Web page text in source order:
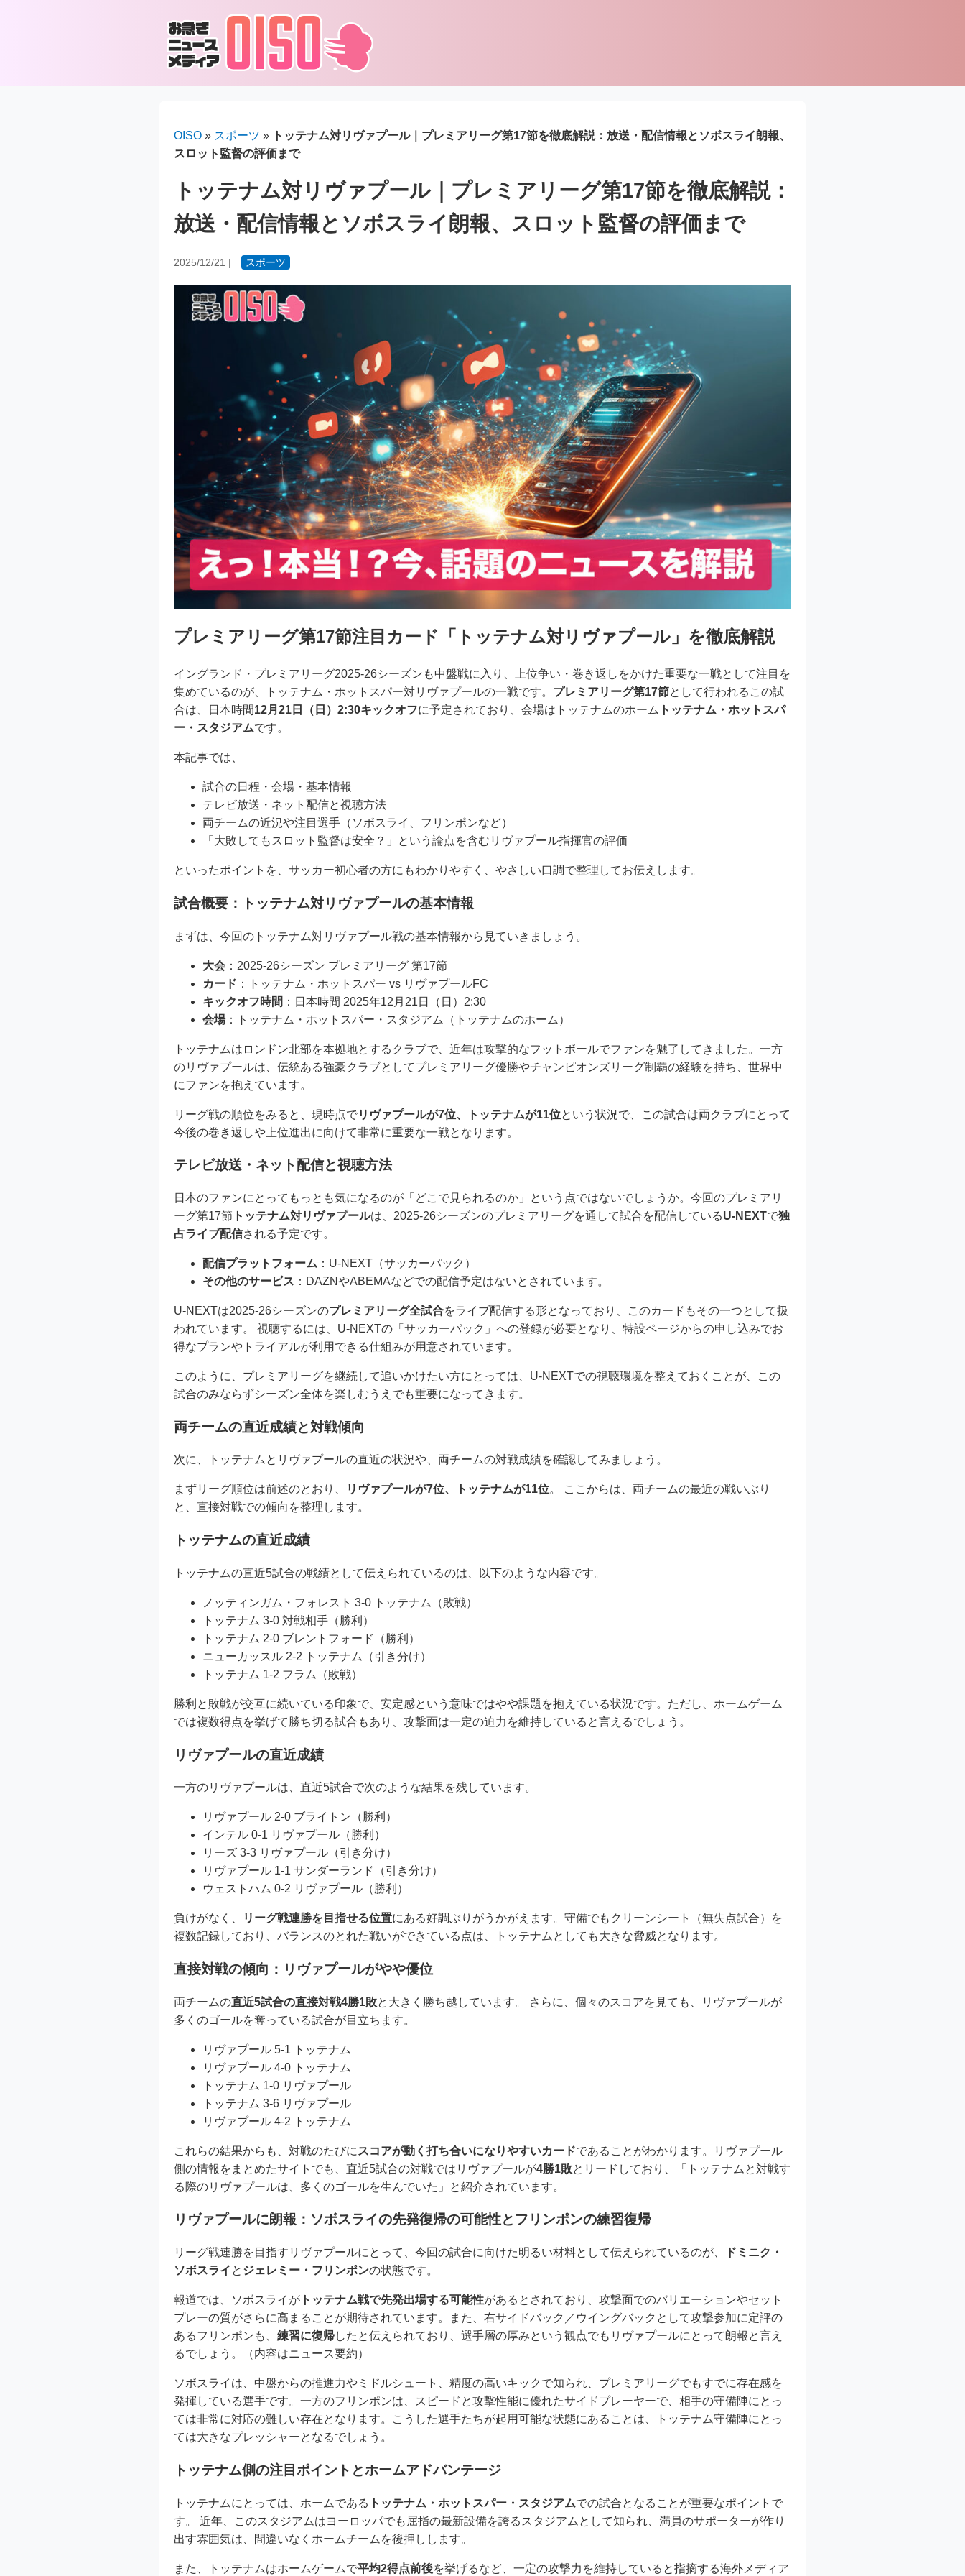
OISO » スポーツ »
トッテナム対リヴァプール｜プレミアリーグ第17節を徹底解説：放送・配信情報とソボスライ朗報、
スロット監督の評価まで
トッテナム対リヴァプール｜プレミアリーグ第17節を徹底解説：
放送・配信情報とソボスライ朗報、スロット監督の評価まで
2025/12/21 | スポーツ
プレミアリーグ第17節注目カード「トッテナム対リヴァプール」を徹底解説
イングランド・プレミアリーグ2025-26シーズンも中盤戦に入り、上位争い・巻き返しをかけた重要な一戦として注目を
集めているのが、トッテナム・ホットスパー対リヴァプールの一戦です。 プレミアリーグ第17節として行われるこの試
合は、日本時間12月21日（日）2:30キックオフに予定されており、会場はトッテナムのホーム トッテナム・ホットスパ
ー・スタジアムです。
本記事では、
試合の日程・会場・基本情報
テレビ放送・ネット配信と視聴方法
両チームの近況や注目選手（ソボスライ、フリンポンなど）
「大敗してもスロット監督は安全？」という論点を含むリヴァプール指揮官の評価
といったポイントを、サッカー初心者の方にもわかりやすく、やさしい口調で整理してお伝えします。
試合概要：トッテナム対リヴァプールの基本情報
まずは、今回のトッテナム対リヴァプール戦の基本情報から見ていきましょう。
大会 ：2025-26シーズン プレミアリーグ 第17節
カード ：トッテナム・ホットスパー vs リヴァプールFC
キックオフ時間 ：日本時間 2025年12月21日（日）2:30
会場：トッテナム・ホットスパー・スタジアム（トッテナムのホーム）
トッテナムはロンドン北部を本拠地とするクラブで、近年は攻撃的なフットボールでファンを魅了してきました。一方
のリヴァプールは、伝統ある強豪クラブとしてプレミアリーグ優勝やチャンピオンズリーグ制覇の経験を持ち、世界中
にファンを抱えています。
リーグ戦の順位をみると、現時点でリヴァプールが7位、トッテナムが11位という状況で、この試合は両クラブにとって
今後の巻き返しや上位進出に向けて非常に重要な一戦となります。
テレビ放送・ネット配信と視聴方法
日本のファンにとってもっとも気になるのが「どこで見られるのか」という点ではないでしょうか。今回のプレミアリ
ーグ第17節 トッテナム対リヴァプールは、2025-26シーズンのプレミアリーグを通して試合を配信しているU-NEXTで独
占ライブ配信される予定です。
配信プラットフォーム ：U-NEXT（サッカーパック）
その他のサービス ：DAZNやABEMAなどでの配信予定はないとされています。
U-NEXTは2025-26シーズンのプレミアリーグ全試合をライブ配信する形となっており、このカードもその一つとして扱
われています。 視聴するには、U-NEXTの「サッカーパック」への登録が必要となり、特設ページからの申し込みでお
得なプランやトライアルが利用できる仕組みが用意されています。
このように、プレミアリーグを継続して追いかけたい方にとっては、U-NEXTでの視聴環境を整えておくことが、この
試合のみならずシーズン全体を楽しむうえでも重要になってきます。
両チームの直近成績と対戦傾向
次に、トッテナムとリヴァプールの直近の状況や、両チームの対戦成績を確認してみましょう。
まずリーグ順位は前述のとおり、 リヴァプールが7位、トッテナムが11位。 ここからは、両チームの最近の戦いぶり
と、直接対戦での傾向を整理します。
トッテナムの直近成績
トッテナムの直近5試合の戦績として伝えられているのは、以下のような内容です。
ノッティンガム・フォレスト 3-0 トッテナム（敗戦）
トッテナム 3-0 対戦相手（勝利）
トッテナム 2-0 ブレントフォード（勝利）
ニューカッスル 2-2 トッテナム（引き分け）
トッテナム 1-2 フラム（敗戦）
勝利と敗戦が交互に続いている印象で、安定感という意味ではやや課題を抱えている状況です。ただし、ホームゲーム
では複数得点を挙げて勝ち切る試合もあり、攻撃面は一定の迫力を維持していると言えるでしょう。
リヴァプールの直近成績
一方のリヴァプールは、直近5試合で次のような結果を残しています。
リヴァプール 2-0 ブライトン（勝利）
インテル 0-1 リヴァプール（勝利）
リーズ 3-3 リヴァプール（引き分け）
リヴァプール 1-1 サンダーランド（引き分け）
ウェストハム 0-2 リヴァプール（勝利）
負けがなく、 リーグ戦連勝を目指せる位置にある好調ぶりがうかがえます。守備でもクリーンシート（無失点試合）を
複数記録しており、バランスのとれた戦いができている点は、トッテナムとしても大きな脅威となります。
直接対戦の傾向：リヴァプールがやや優位
両チームの直近5試合の直接対戦4勝1敗と大きく勝ち越しています。 さらに、個々のスコアを見ても、リヴァプールが
多くのゴールを奪っている試合が目立ちます。
リヴァプール 5-1 トッテナム
リヴァプール 4-0 トッテナム
トッテナム 1-0 リヴァプール
トッテナム 3-6 リヴァプール
リヴァプール 4-2 トッテナム
これらの結果からも、対戦のたびに スコアが動く打ち合いになりやすいカードであることがわかります。リヴァプール
側の情報をまとめたサイトでも、直近5試合の対戦ではリヴァプールが4勝1敗とリードしており、「トッテナムと対戦す
る際のリヴァプールは、多くのゴールを生んでいた」と紹介されています。
リヴァプールに朗報：ソボスライの先発復帰の可能性とフリンポンの練習復帰
リーグ戦連勝を目指すリヴァプールにとって、今回の試合に向けた明るい材料として伝えられているのが、
ドミニク・
ソボスライ と ジェレミー・フリンポンの状態です。
報道では、ソボスライが トッテナム戦で先発出場する可能性があるとされており、攻撃面でのバリエーションやセット
プレーの質がさらに高まることが期待されています。また、右サイドバック／ウイングバックとして攻撃参加に定評の
あるフリンポンも、 練習に復帰したと伝えられており、選手層の厚みという観点でもリヴァプールにとって朗報と言え
るでしょう。（内容はニュース要約）
ソボスライは、中盤からの推進力やミドルシュート、精度の高いキックで知られ、プレミアリーグでもすでに存在感を
発揮している選手です。一方のフリンポンは、スピードと攻撃性能に優れたサイドプレーヤーで、相手の守備陣にとっ
ては非常に対応の難しい存在となります。こうした選手たちが起用可能な状態にあることは、トッテナム守備陣にとっ
ては大きなプレッシャーとなるでしょう。
トッテナム側の注目ポイントとホームアドバンテージ
トッテナムにとっては、ホームである トッテナム・ホットスパー・スタジアムでの試合となることが重要なポイントで
す。 近年、このスタジアムはヨーロッパでも屈指の最新設備を誇るスタジアムとして知られ、満員のサポーターが作り
出す雰囲気は、間違いなくホームチームを後押しします。
また、トッテナムはホームゲームで平均2得点前後を挙げるなど、一定の攻撃力を維持していると指摘する海外メディア